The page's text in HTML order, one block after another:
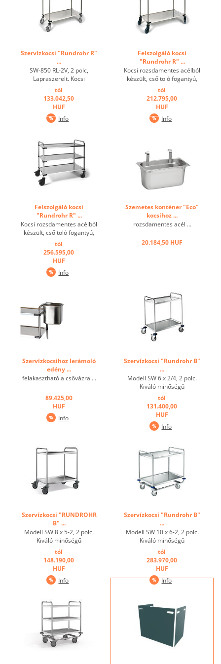
Szervízkocsi "Rundrohr R"
...
SW-850 RL-2V, 2 polc,
Lapraszerelt. Kocsi
rozsdamentes acélból
készült, cső toló fogantyú,
mélyhúzott polcok
peremmel, hang-
csilapítóval, csavarozott,
berendezés, kerék ...
tól
133.042,50
HUF
Info
Felszolgáló kocsi
"Rundrohr R" ...
Kocsi rozsdamentes acélból
készült, cső toló fogantyú,
mélyhúzott polcok
peremmel, hang-eltompul,
csavarozott, max.Polc
felületi terhelés 80 kg.
Rozsdamentes kerekek a
tól
212.795,00
HUF
Info
Felszolgáló kocsi
"Rundrohr R" ...
Kocsi rozsdamentes acélból
készült, cső toló fogantyú,
mélyhúzott polcok
peremmel, hang-eltompul,
csavarozott, max. Polc
felületi terhelés 80 kg.
Rozsdamentes kerekek a
tól
256.595,00
HUF
Info
Szemetes konténer "Eco"
kocsihoz ...
rozsdamentes acél ...
20.184,50 HUF
Szervízkocsihoz lerámoló
edény ...
felakasztható a csővázra ...
89.425,00
HUF
Info
Szervízkocsi "Rundrohr B"
...
Modell SW 6 x 2/4, 2 polc.
Kiváló minőségű
rozsdamentes acélból
készült. tökéletes
kombinációja hegesztett
varratoknak mely
stabilizálja csővázat és a
szegélyekkel és egy nagy,
mélyhúzott profilél ...
tól
131.400,00
HUF
Info
Szervízkocsi "RUNDROHR
B" ...
Modell SW 8 x 5-2, 2 polc.
Kiváló minőségű
rozsdamentes acélból
készült. tökéletes
kombinációja hegesztett
varratoknak mely
stabilizálja csővázat és a
szegélyekkel és egy nagy,
mélyhúzott profilél ...
tól
148.190,00
HUF
Info
Szervízkocsi "Rundrohr B"
...
Modell SW 10 x 6-2, 2 polc.
Kiváló minőségű
rozsdamentes acélból
készült. tökéletes
kombinációja hegesztett
varratoknak mely
stabilizálja csővázat és a
mélyhúzott profilél ...
tól
283.970,00
HUF
Info